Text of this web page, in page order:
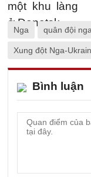
Nga quân đội nga
Xung đột Nga-
Bình luận